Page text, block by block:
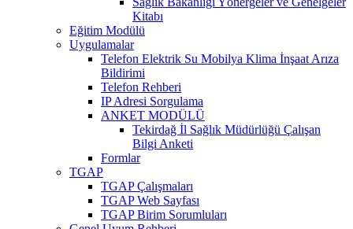
Kitabı
Eğitim Modülü
Uygulamalar
Telefon Elektrik Su Mobilya Klima İnşaat Arıza
Bildirimi
Telefon Rehberi
IP Adresi Sorgulama
ANKET MODÜLÜ
Tekirdağ İl Sağlık Müdürlüğü Çalışan
Bilgi Anketi
Formlar
TGAP
TGAP Çalışmaları
TGAP Web Sayfası
TGAP Birim Sorumluları